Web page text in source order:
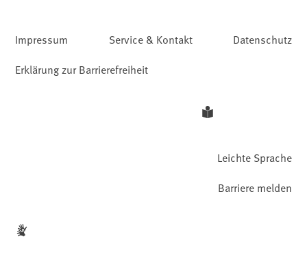
Impressum Service & Kontakt
Datenschutz
Erklärung zur Barrierefreiheit
Leichte Sprache
Barriere melden